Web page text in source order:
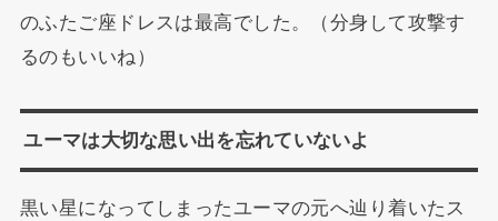
のふたご座ドレスは最高でした。（分身して攻撃す
るのもいいね）
ユーマは大切な思い出を忘れていないよ
黒い星になってしまったユーマの元へ辿り着いたス